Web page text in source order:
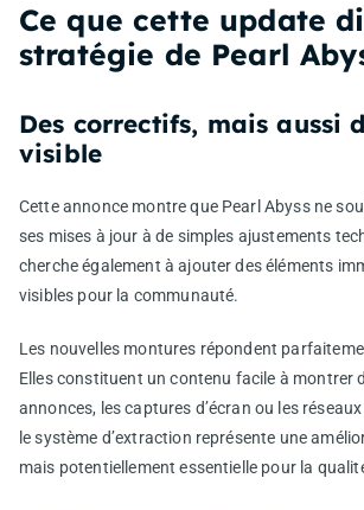
Ce que cette update
stratégie de Pearl
Des correctifs, mais aussi
visible
Cette annonce montre que Pearl Abyss ne
ses mises à jour à de simples ajustements
cherche également à ajouter des éléments
visibles pour la communauté.
Les nouvelles montures répondent
Elles constituent un contenu facile à montrer
annonces, les captures d’écran ou les
le système d’extraction représente une
mais potentiellement essentielle pour la